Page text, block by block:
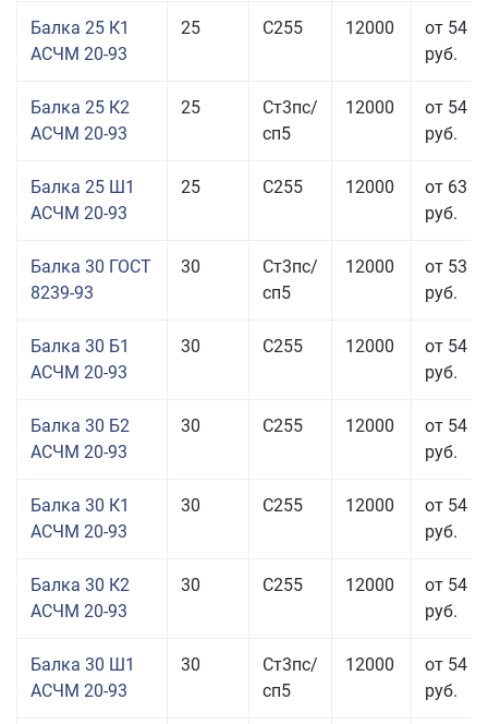
Балка 25 К1
АСЧМ 20-93
25 С255 12000
от 54
руб.
Балка 25 К2
АСЧМ 20-93
25
Ст3пс/
сп5
12000
от 54
руб.
Балка 25 Ш1
АСЧМ 20-93
25 С255 12000
от 63
руб.
Балка 30 ГОСТ
8239-93
30
Ст3пс/
сп5
12000
от 53
руб.
Балка 30 Б1
АСЧМ 20-93
30 С255 12000
от 54
руб.
Балка 30 Б2
АСЧМ 20-93
30 С255 12000
от 54
руб.
Балка 30 К1
АСЧМ 20-93
30 С255 12000
от 54
руб.
Балка 30 К2
АСЧМ 20-93
30 С255 12000
от 54
руб.
Балка 30 Ш1
АСЧМ 20-93
30
Ст3пс/
сп5
12000
от 54
руб.